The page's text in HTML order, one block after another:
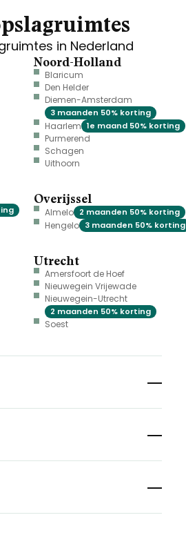
in Nederland
Noord-Holland
Blaricum
Den Helder
Diemen-Amsterdam
3 maanden 50% korting
Haarlem 1e maand 50% korting
Purmerend
Schagen
Uithoorn
Overijssel
Almelo 2 maanden 50% korting
Hengelo 3 maanden 50% korting
Utrecht
Amersfoort de Hoef
Nieuwegein Vrijewade
Nieuwegein-Utrecht
2 maanden 50% korting
Soest